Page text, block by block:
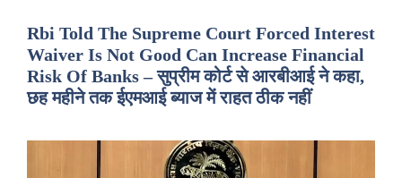
Rbi Told The Supreme Court Forced Interest
Waiver Is Not Good Can Increase Financial
Risk Of Banks – सुप्रीम कोर्ट से आरबीआई ने कहा,
छह महीने तक ईएमआई ब्याज में राहत ठीक नहीं